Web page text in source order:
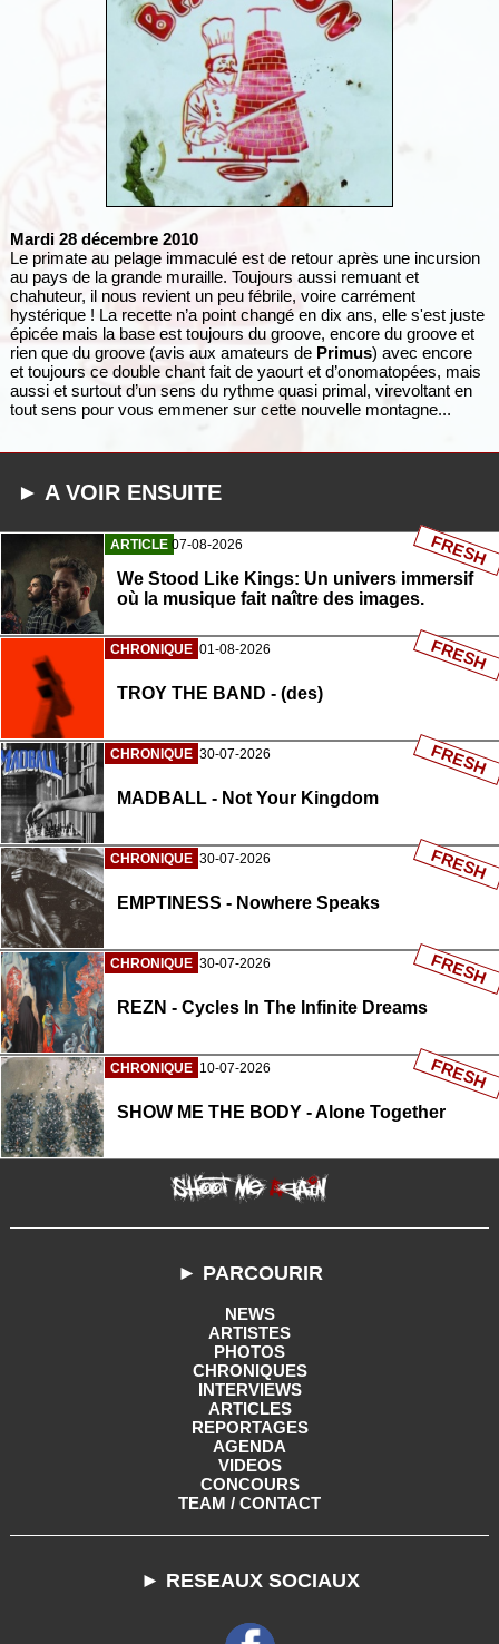
Mardi 28 décembre 2010
Le primate au pelage immaculé est de retour après une incursion
au pays de la grande muraille. Toujours aussi remuant et
chahuteur, il nous revient un peu fébrile, voire carrément
hystérique ! La recette n’a point changé en dix ans, elle s'est juste
épicée mais la base est toujours du groove, encore du groove et
rien que du groove (avis aux amateurs de Primus) avec encore
et toujours ce double chant fait de yaourt et d’onomatopées, mais
aussi et surtout d’un sens du rythme quasi primal, virevoltant en
tout sens pour vous emmener sur cette nouvelle montagne...
► A VOIR ENSUITE
ARTICLE 07-08-2026
We Stood Like Kings: Un univers immersif
où la musique fait naître des images.
FRESH
CHRONIQUE 01-08-2026
TROY THE BAND - (des)
FRESH
CHRONIQUE 30-07-2026
MADBALL - Not Your Kingdom
FRESH
CHRONIQUE 30-07-2026
EMPTINESS - Nowhere Speaks
FRESH
CHRONIQUE 30-07-2026
REZN - Cycles In The Infinite Dreams
FRESH
CHRONIQUE 10-07-2026
SHOW ME THE BODY - Alone Together
FRESH
► PARCOURIR
NEWS
ARTISTES
PHOTOS
CHRONIQUES
INTERVIEWS
ARTICLES
REPORTAGES
AGENDA
VIDEOS
CONCOURS
TEAM / CONTACT
► RESEAUX SOCIAUX